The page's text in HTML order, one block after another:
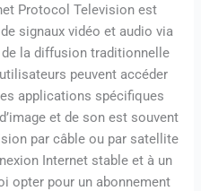
Protocol Television est
signaux vidéo et audio via
la diffusion traditionnelle
peuvent accéder
applications spécifiques
et de son est souvent
par câble ou par satellite
Internet stable et à un
opter pour un abonnement